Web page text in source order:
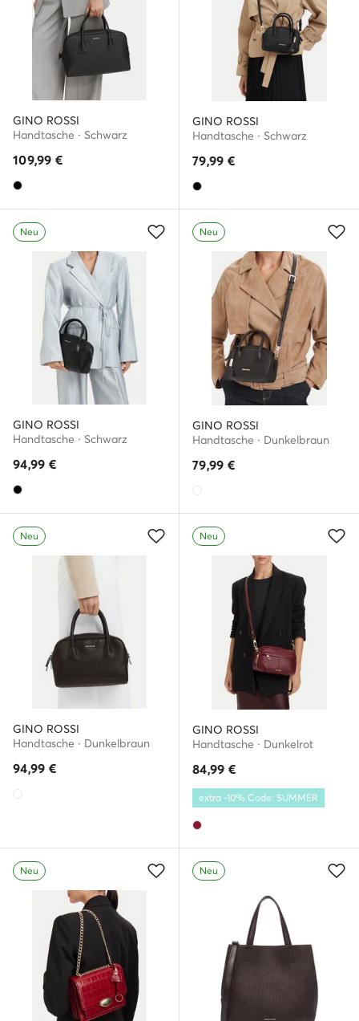
GINO ROSSI
Handtasche · Schwarz
109,99 €
GINO ROSSI
Handtasche · Schwarz
79,99 €
Neu
GINO ROSSI
Handtasche · Schwarz
94,99 €
Neu
GINO ROSSI
Handtasche · Dunkelbraun
79,99 €
Neu
GINO ROSSI
Handtasche · Dunkelbraun
94,99 €
Neu
GINO ROSSI
Handtasche · Dunkelrot
84,99 €
extra -10% Code: SUMMER
Neu Neu